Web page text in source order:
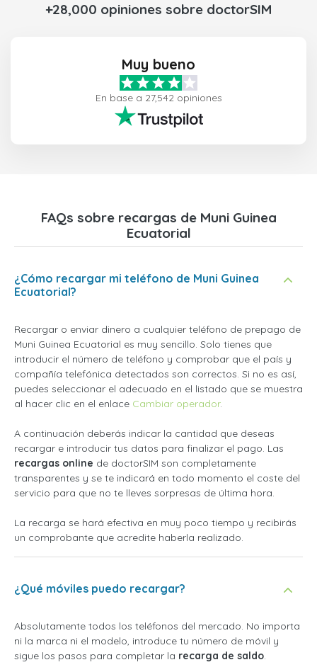
+28,000 opiniones sobre doctorSIM
Muy bueno
En base a 27,542 opiniones
FAQs sobre recargas de Muni Guinea
Ecuatorial
¿Cómo recargar mi teléfono de Muni Guinea
Ecuatorial?
Recargar o enviar dinero a cualquier teléfono de prepago de
Muni Guinea Ecuatorial es muy sencillo. Solo tienes que
introducir el número de teléfono y comprobar que el país y
compañía telefónica detectados son correctos. Si no es así,
puedes seleccionar el adecuado en el listado que se muestra
al hacer clic en el enlace Cambiar operador.
A continuación deberás indicar la cantidad que deseas
recargar e introducir tus datos para finalizar el pago. Las
recargas online de doctorSIM son completamente
transparentes y se te indicará en todo momento el coste del
servicio para que no te lleves sorpresas de última hora.
La recarga se hará efectiva en muy poco tiempo y recibirás
un comprobante que acredite haberla realizado.
¿Qué móviles puedo recargar?
Absolutamente todos los teléfonos del mercado. No importa
ni la marca ni el modelo, introduce tu número de móvil y
sigue los pasos para completar la recarga de saldo.